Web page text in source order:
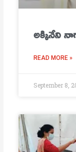
అక్కినేని
READ MORE »
September 8,